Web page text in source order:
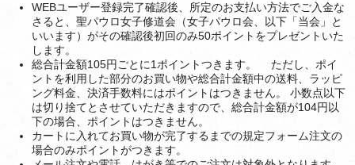
WEBユーザー登録完了確認後、所定のお支払い方法でご入金な
さると、聖パウロ女子修道会（女子パウロ会、以下「当会」と
いいます）がその確認後初回のみ50ポイントをプレゼントいた
します。
総合計金額105円ごとに1ポイントつきます。 ただし、ポイ
ントを利用した部分のお買い物や総合計金額中の送料、ラッピ
ング料金、決済手数料にはポイントはつきません。 小数点以下
は切り捨てとさせていただきますので、総合計金額が104円以
下の場合、ポイントはつきません。
カートに入れてお買い物が完了するまでの規定フォーム注文の
場合のみポイントがつきます。